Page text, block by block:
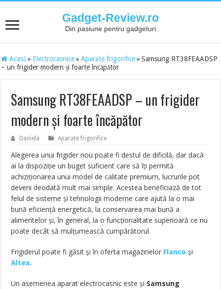
Gadget-Review.ro
Din pasiune pentru gadgeturi
Acasă » Electrocasnice » Aparate frigorifice » Samsung RT38FEAADSP
– un frigider modern și foarte încăpător
Samsung RT38FEAADSP – un frigider
modern și foarte încăpător
Daniela Aparate frigorifice
Alegerea unui frigider nou poate fi destul de dificilă, dar dacă
ai la dispoziţie un buget suficient care să îţi permită
achiziţionarea unui model de calitate premium, lucrurile pot
deveni deodată mult mai simple. Acestea beneficiază de tot
felul de sisteme şi tehnologii moderne care ajută la o mai
bună eficienţă energetică, la conservarea mai bună a
alimentelor şi, în general, la o funcţionalitate superioară ce nu
poate decât să mulţumească cumpărătorul.
Frigiderul poate fi găsit și în oferta magazinelor Flanco și
Altex.
Un asemenea aparat electrocasnic este şi Samsung